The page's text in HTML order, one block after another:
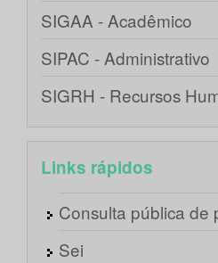
SIGAA - Acadêmico
SIPAC - Administrativo
SIGRH - Recursos
Links rápidos
Consulta pública de
Sei